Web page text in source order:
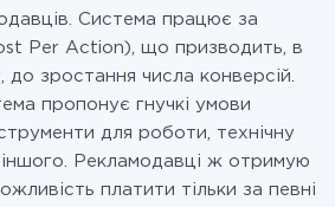
Система працює за
Per Action), що призводить, в
до зростання числа конверсій.
пропонує гнучкі умови
для роботи, технічну
іншого. Рекламодавці ж отримую
платити тільки за певні